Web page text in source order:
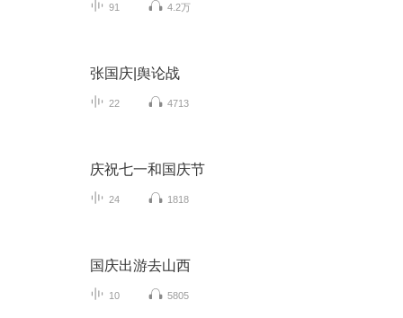
91 4.2万
张国庆|舆论战
22 4713
庆祝七一和国庆节
24 1818
国庆出游去山西
10 5805